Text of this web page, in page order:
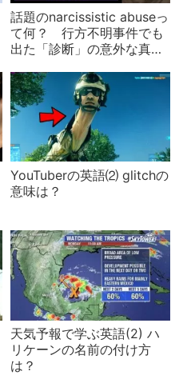
話題のnarcissistic abuseっ
て何？ 行方不明事件でも
出た「診断」の意外な真実
YouTuberの英語⑵ glitchの
意味は？
天気予報で学ぶ英語(2) ハ
リケーンの名前の付け方
は？